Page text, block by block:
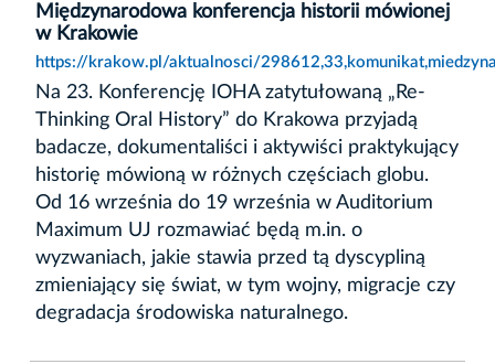
Międzynarodowa konferencja historii mówionej
w Krakowie
https://krakow.pl/aktualnosci/
Na 23. Konferencję IOHA zatytułowaną „Re-
Thinking Oral History” do Krakowa przyjadą
badacze, dokumentaliści i aktywiści praktykujący
historię mówioną w różnych częściach globu.
Od 16 września do 19 września w Auditorium
Maximum UJ rozmawiać będą m.in. o
wyzwaniach, jakie stawia przed tą dyscypliną
zmieniający się świat, w tym wojny, migracje czy
degradacja środowiska naturalnego.